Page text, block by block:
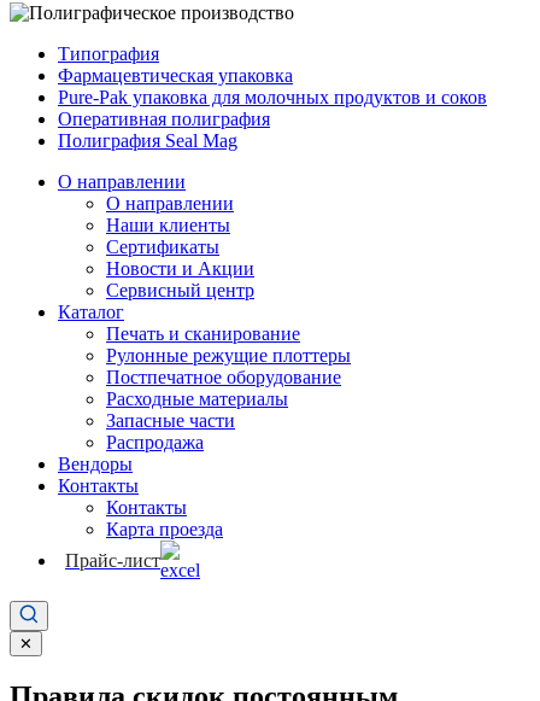
Типография
Фармацевтическая упаковка
Pure-Pak упаковка для молочных продуктов и соков
Оперативная полиграфия
Полиграфия Seal Mag
О направлении
О направлении
Наши клиенты
Сертификаты
Новости и Акции
Сервисный центр
Каталог
Печать и сканирование
Рулонные режущие плоттеры
Постпечатное оборудование
Расходные материалы
Запасные части
Распродажа
Вендоры
Контакты
Контакты
Карта проезда
Прайс-лист
✕